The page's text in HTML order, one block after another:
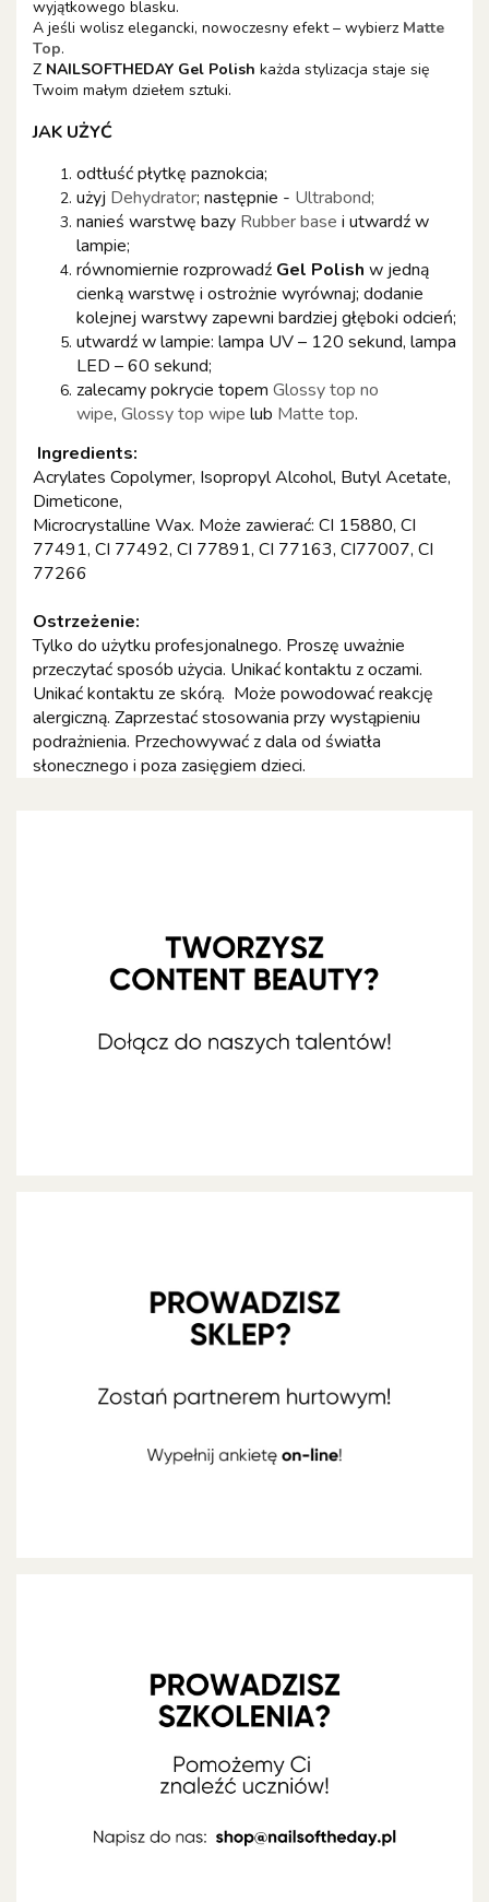
wyjątkowego blasku.
A jeśli wolisz elegancki, nowoczesny efekt – wybierz Matte
Top.
Z NAILSOFTHEDAY Gel Polish każda stylizacja staje się
Twoim małym dziełem sztuki.
JAK UŻYĆ
odtłuść płytkę paznokcia;
użyj Dehydrator; następnie - Ultrabond;
nanieś warstwę bazy Rubber base i utwardź w
lampie;
równomiernie rozprowadź Gel Polish w jedną
cienką warstwę i ostrożnie wyrównaj; dodanie
kolejnej warstwy zapewni bardziej głęboki odcień;
utwardź w lampie: lampa UV – 120 sekund, lampa
LED – 60 sekund;
zalecamy pokrycie topem Glossy top no
wipe, Glossy top wipe lub Matte top.
Ingredients:
Acrylates Copolymer, Isopropyl Alcohol, Butyl Acetate,
Dimeticone,
Microcrystalline Wax. Może zawierać: CI 15880, CI
77491, CI 77492, CI 77891, CI 77163, CI77007, CI
77266
Ostrzeżenie:
Tylko do użytku profesjonalnego. Proszę uważnie
przeczytać sposób użycia. Unikać kontaktu z oczami.
Unikać kontaktu ze skórą. Może powodować reakcję
alergiczną. Zaprzestać stosowania przy wystąpieniu
podrażnienia. Przechowywać z dala od światła
słonecznego i poza zasięgiem dzieci.